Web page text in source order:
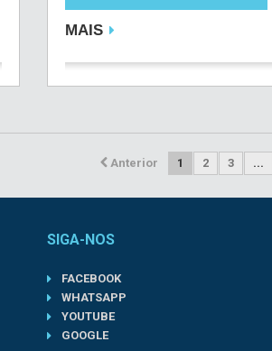
MAIS
Anterior 1 2 3 ...
SIGA-NOS
FACEBOOK
WHATSAPP
YOUTUBE
GOOGLE